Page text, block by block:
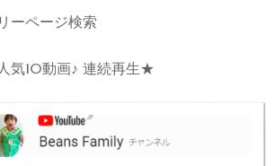
ーページ検索
気10動画♪ 連続再生★